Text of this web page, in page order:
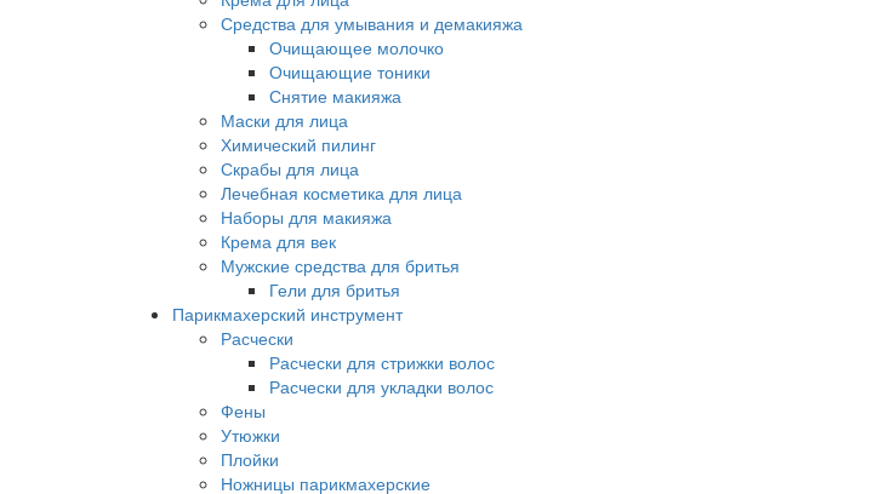
Средства для умывания и демакияжа
Очищающее молочко
Очищающие тоники
Снятие макияжа
Маски для лица
Химический пилинг
Скрабы для лица
Лечебная косметика для лица
Наборы для макияжа
Крема для век
Мужские средства для бритья
Гели для бритья
Парикмахерский инструмент
Расчески
Расчески для стрижки волос
Расчески для укладки волос
Фены
Утюжки
Плойки
Ножницы парикмахерские